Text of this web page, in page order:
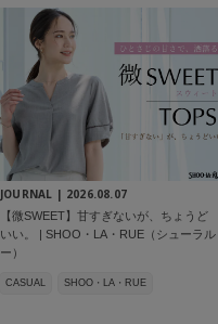
JOURNAL | 2026.08.07
【微SWEET】甘すぎないが、ちょうど
いい。 | SHOO・LA・RUE（シューラル
ー）
CASUAL SHOO・LA・RUE